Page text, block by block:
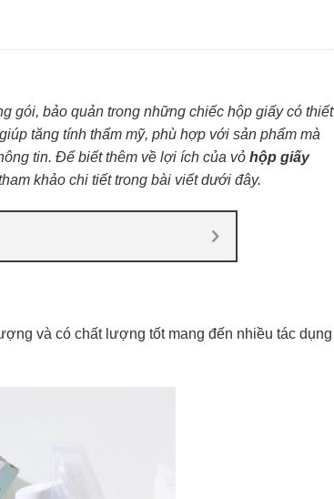
gói, bảo quản trong những chiếc hộp giấy có thiết
tăng tính thẩm mỹ, phù hợp với sản phẩm mà
tin. Để biết thêm về lợi ích của vỏ hộp giấy
khảo chi tiết trong bài viết dưới đây.
và có chất lượng tốt mang đến nhiều tác dụng